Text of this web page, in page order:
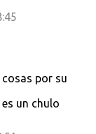
por su
un chulo